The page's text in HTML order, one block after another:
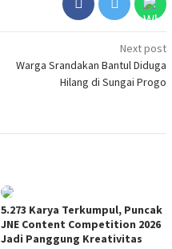
Next post
Warga Srandakan Bantul Diduga
Hilang di Sungai Progo
5.273 Karya Terkumpul, Puncak
JNE Content Competition 2026
Jadi Panggung Kreativitas